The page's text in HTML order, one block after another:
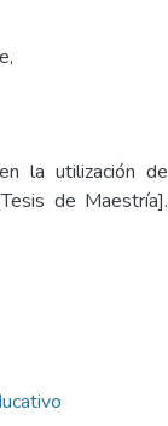
,
la utilización de
de Maestría].